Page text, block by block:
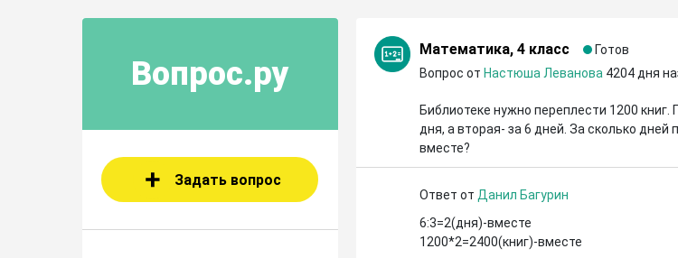
Вопрос.ру
Задать вопрос
Математика, 4 класс
Готов
Вопрос от Настюша Леванова 4204 дня
Библиотеке нужно переплести 1200
дня, а вторая- за 6 дней. За сколько дней
вместе?
Ответ от Данил Багурин
6:3=2(дня)-вместе
1200*2=2400(книг)-вместе